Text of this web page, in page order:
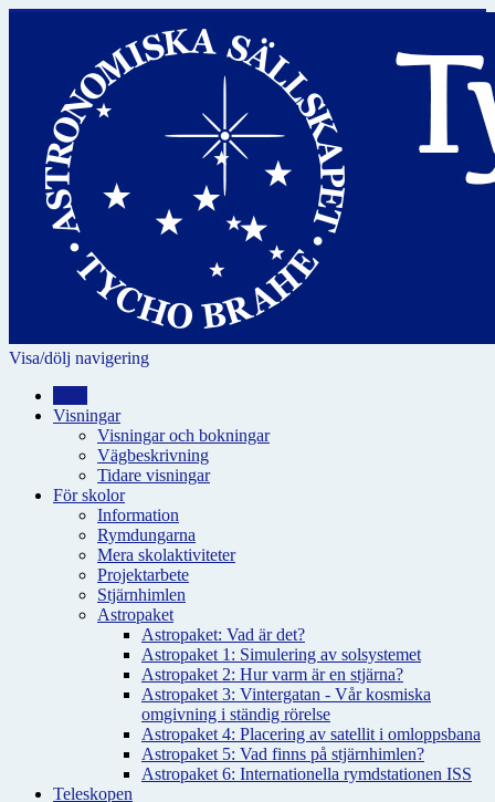
Visa/dölj navigering
Visningar
Visningar och bokningar
Vägbeskrivning
Tidare visningar
För skolor
Information
Rymdungarna
Mera skolaktiviteter
Projektarbete
Stjärnhimlen
Astropaket
Astropaket: Vad är det?
Astropaket 1: Simulering av solsystemet
Astropaket 2: Hur varm är en stjärna?
Astropaket 3: Vintergatan - Vår kosmiska
omgivning i ständig rörelse
Astropaket 4: Placering av satellit i omloppsbana
Astropaket 5: Vad finns på stjärnhimlen?
Astropaket 6: Internationella rymdstationen ISS
Teleskopen